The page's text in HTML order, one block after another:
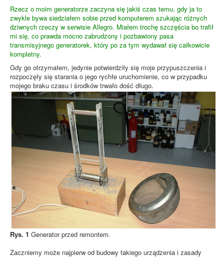
Rzecz o moim generatorze zaczyna się jakiś czas temu, gdy ja to
zwykle bywa siedziałem sobie przed komputerem szukając różnych
dziwnych rzeczy w serwisie Allegro. Miałem trochę szczęścia bo trafił
mi się, co prawda mocno zabrudzony i pozbawiony pasa
transmisyjnego generatorek, który po za tym wydawał się całkowicie
kompletny.
Gdy go otrzymałem, jedynie potwierdziły się moje przypuszczenia i
rozpoczęły się starania o jego rychłe uruchomienie, co w przypadku
mojego braku czasu i środków trwało dość długo.
Rys. 1 Generator przed remontem.
Zaczniemy może najpierw od budowy takiego urządzenia i zasady